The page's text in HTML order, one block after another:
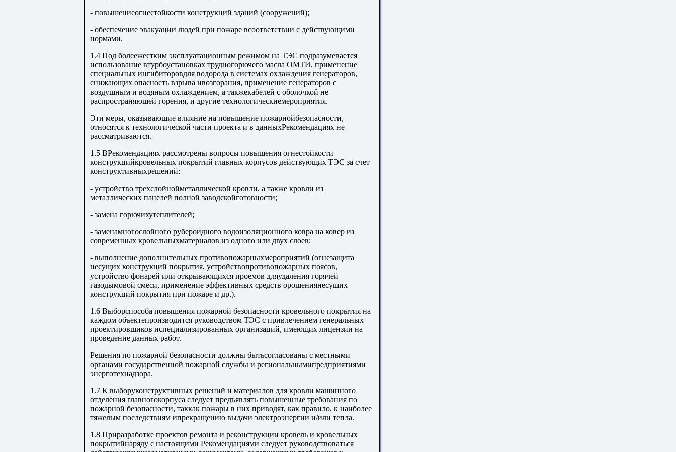
- повышениеогнестойкости конструкций зданий (сооружений);
- обеспечение эвакуации людей при пожаре всоответствии с действующими
нормами.
1.4 Под болеежестким эксплуатационным режимом на ТЭС подразумевается
использование втурбоустановках трудногорючего масла ОМТИ, применение
специальных ингибиторовдля водорода в системах охлаждения генераторов,
снижающих опасность взрыва ивозгорания, применение генераторов с
воздушным и водяным охлаждением, а такжекабелей с оболочкой не
распространяющей горения, и другие технологическиемероприятия.
Эти меры, оказывающие влияние на повышение пожарнойбезопасности,
относятся к технологической части проекта и в данныхРекомендациях не
рассматриваются.
1.5 ВРекомендациях рассмотрены вопросы повышения огнестойкости
конструкцийкровельных покрытий главных корпусов действующих ТЭС за счет
конструктивныхрешений:
- устройство трехслойнойметаллической кровли, а также кровли из
металлических панелей полной заводскойготовности;
- замена горючихутеплителей;
- заменамногослойного рубероидного водоизоляционного ковра на ковер из
современных кровельныхматериалов из одного или двух слоев;
- выполнение дополнительных противопожарныхмероприятий (огнезащита
несущих конструкций покрытия, устройствопротивопожарных поясов,
устройство фонарей или открывающихся проемов дляудаления горячей
газодымовой смеси, применение эффективных средств орошениянесущих
конструкций покрытия при пожаре и др.).
1.6 Выборспособа повышения пожарной безопасности кровельного покрытия на
каждом объектепроизводится руководством ТЭС с привлечением генеральных
проектировщиков испециализированных организаций, имеющих лицензии на
проведение данных работ.
Решения по пожарной безопасности должны бытьсогласованы с местными
органами государственной пожарной службы и региональнымипредприятиями
энерготехнадзора.
1.7 К выборуконструктивных решений и материалов для кровли машинного
отделения главногокорпуса следует предъявлять повышенные требования по
пожарной безопасности, таккак пожары в них приводят, как правило, к наиболее
тяжелым последствиям ипрекращению выдачи электроэнергии и/или тепла.
1.8 Приразработке проектов ремонта и реконструкции кровель и кровельных
покрытийнаряду с настоящими Рекомендациями следует руководствоваться